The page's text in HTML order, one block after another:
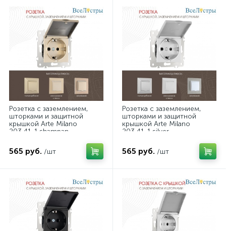
Розетка с заземлением,
шторками и защитной
крышкой Arte Milano
203.41-1.shampan
565 руб. /шт
Розетка с заземлением,
шторками и защитной
крышкой Arte Milano
203.41-1.silver
565 руб. /шт